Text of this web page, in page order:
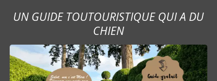
UN GUIDE TOUTOURISTIQUE QUI A DU
CHIEN